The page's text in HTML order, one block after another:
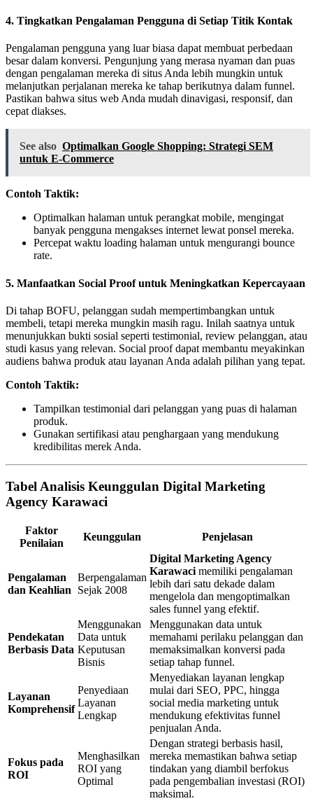
4. Tingkatkan Pengalaman Pengguna di Setiap Titik Kontak
Pengalaman pengguna yang luar biasa dapat membuat perbedaan
besar dalam konversi. Pengunjung yang merasa nyaman dan puas
dengan pengalaman mereka di situs Anda lebih mungkin untuk
melanjutkan perjalanan mereka ke tahap berikutnya dalam funnel.
Pastikan bahwa situs web Anda mudah dinavigasi, responsif, dan
cepat diakses.
See also Optimalkan Google Shopping: Strategi SEM
untuk E-Commerce
Contoh Taktik:
Optimalkan halaman untuk perangkat mobile, mengingat
banyak pengguna mengakses internet lewat ponsel mereka.
Percepat waktu loading halaman untuk mengurangi bounce
rate.
5. Manfaatkan Social Proof untuk Meningkatkan Kepercayaan
Di tahap BOFU, pelanggan sudah mempertimbangkan untuk
membeli, tetapi mereka mungkin masih ragu. Inilah saatnya untuk
menunjukkan bukti sosial seperti testimonial, review pelanggan, atau
studi kasus yang relevan. Social proof dapat membantu meyakinkan
audiens bahwa produk atau layanan Anda adalah pilihan yang tepat.
Contoh Taktik:
Tampilkan testimonial dari pelanggan yang puas di halaman
produk.
Gunakan sertifikasi atau penghargaan yang mendukung
kredibilitas merek Anda.
Tabel Analisis Keunggulan Digital Marketing
Agency Karawaci
Faktor
Penilaian
Keunggulan Penjelasan
Pengalaman
dan Keahlian
Berpengalaman
Sejak 2008
Digital Marketing Agency
Karawaci memiliki pengalaman
lebih dari satu dekade dalam
mengelola dan mengoptimalkan
sales funnel yang efektif.
Pendekatan
Berbasis Data
Menggunakan
Data untuk
Keputusan
Bisnis
Menggunakan data untuk
memahami perilaku pelanggan dan
memaksimalkan konversi pada
setiap tahap funnel.
Layanan
Komprehensif
Penyediaan
Layanan
Lengkap
Menyediakan layanan lengkap
mulai dari SEO, PPC, hingga
social media marketing untuk
mendukung efektivitas funnel
penjualan Anda.
Fokus pada
ROI
Menghasilkan
ROI yang
Optimal
Dengan strategi berbasis hasil,
mereka memastikan bahwa setiap
tindakan yang diambil berfokus
pada pengembalian investasi (ROI)
maksimal.